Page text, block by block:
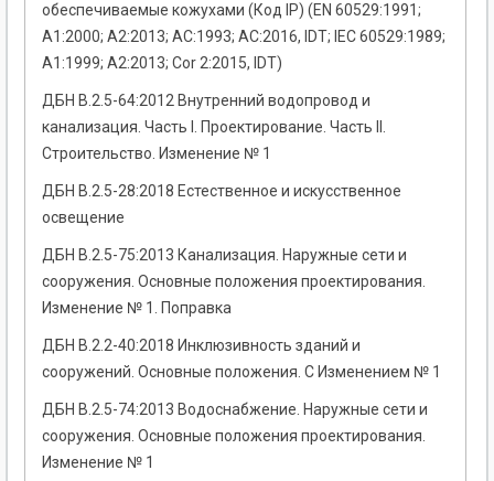
обеспечиваемые кожухами (Код IP) (EN 60529:1991;
А1:2000; А2:2013; АС:1993; АС:2016, IDT; IEC 60529:1989;
А1:1999; А2:2013; Cor 2:2015, IDT)
ДБН В.2.5-64:2012 Внутренний водопровод и
канализация. Часть I. Проектирование. Часть II.
Строительство. Изменение № 1
ДБН В.2.5-28:2018 Естественное и искусственное
освещение
ДБН В.2.5-75:2013 Канализация. Наружные сети и
сооружения. Основные положения проектирования.
Изменение № 1. Поправка
ДБН В.2.2-40:2018 Инклюзивность зданий и
сооружений. Основные положения. С Изменением № 1
ДБН В.2.5-74:2013 Водоснабжение. Наружные сети и
сооружения. Основные положения проектирования.
Изменение № 1